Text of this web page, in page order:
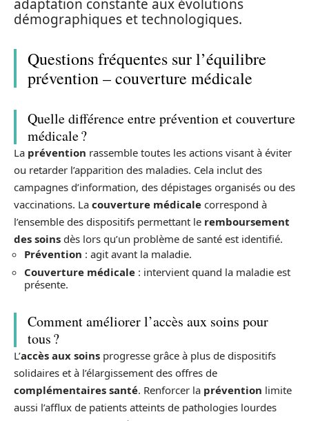
adaptation constante aux évolutions
démographiques et technologiques.
Questions fréquentes sur l’équilibre
prévention – couverture médicale
Quelle différence entre prévention et couverture
médicale ?
La prévention rassemble toutes les actions visant à éviter
ou retarder l’apparition des maladies. Cela inclut des
campagnes d’information, des dépistages organisés ou des
vaccinations. La couverture médicale correspond à
l’ensemble des dispositifs permettant le remboursement
des soins dès lors qu’un problème de santé est identifié.
Prévention : agit avant la maladie.
Couverture médicale : intervient quand la maladie est
présente.
Comment améliorer l’accès aux soins pour
tous ?
L’accès aux soins progresse grâce à plus de dispositifs
solidaires et à l’élargissement des offres de
complémentaires santé. Renforcer la prévention limite
aussi l’afflux de patients atteints de pathologies lourdes